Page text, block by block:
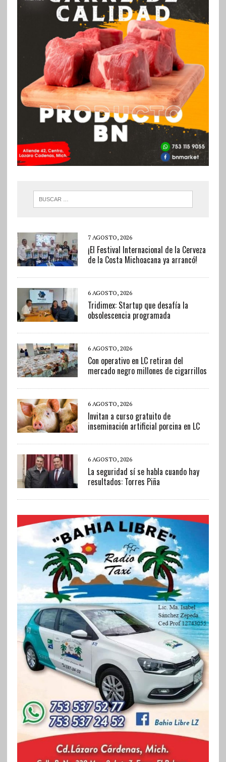
7 AGOSTO, 2026
¡El Festival Internacional de la Cerveza
de la Costa Michoacana ya arrancó!
6 AGOSTO, 2026
Tridimex: Startup que desafía la
obsolescencia programada
6 AGOSTO, 2026
Con operativo en LC retiran del
mercado negro millones de cigarrillos
6 AGOSTO, 2026
Invitan a curso gratuito de
inseminación artificial porcina en LC
6 AGOSTO, 2026
La seguridad sí se habla cuando hay
resultados: Torres Piña